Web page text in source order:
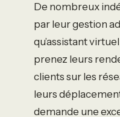
De nombreux
par leur gestion
qu’assistant
prenez leurs
clients sur les
leurs
demande une